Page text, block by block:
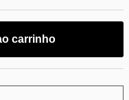
carrinho